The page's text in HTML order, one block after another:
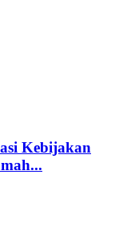
Kebijakan